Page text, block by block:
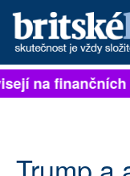
PŘIHLÁSIT
ARCHIV
na finančních